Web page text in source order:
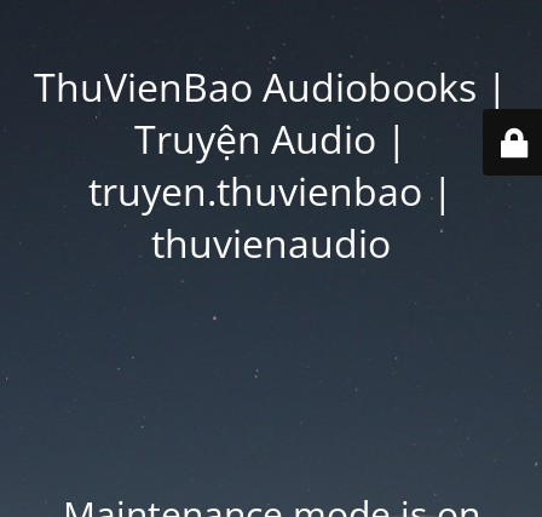
ThuVienBao Audiobooks |
Truyện Audio |
truyen.thuvienbao |
thuvienaudio